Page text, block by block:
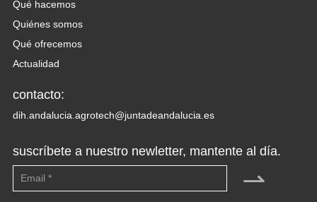
Qué hacemos
Quiénes somos
Qué ofrecemos
Actualidad
contacto:
dih.andalucia.agrotech@juntadeandalucia.es
suscríbete a nuestro newletter, mantente al día.
⇀